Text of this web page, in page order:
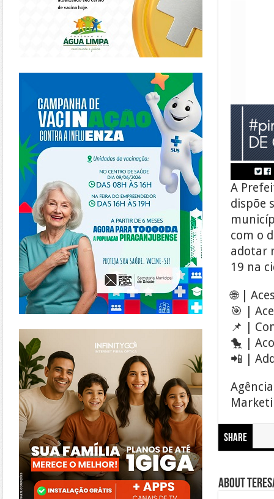
A
dispõe
com o
adotar
19 na
🌐 |
🎯 |
📌 |
🐤 |
📲 |
Share
About
https://piracanjuba.go.gov.br/
https://www.infinitygo.com.br/